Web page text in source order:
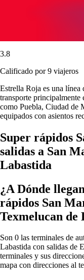
3.8
Calificado por 9 viajeros
Estrella Roja es una línea
transporte principalmente
como Puebla, Ciudad de
equipados con asientos
Super rápidos
salidas a San
Labastida
¿A Dónde
rápidos San
Texmelucan de
Son 0 las terminales de
Labastida con salidas de
terminales y sus
mapa con direcciones al